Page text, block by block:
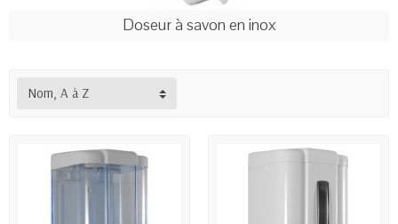
Doseur à savon en inox
Nom, A à Z